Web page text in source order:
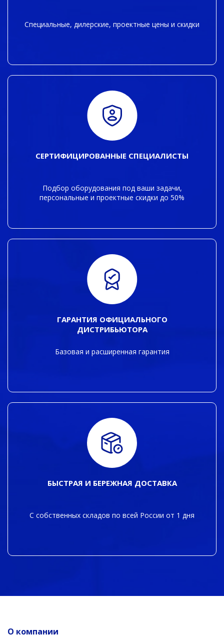
Специальные, дилерские, проектные цены и скидки
СЕРТИФИЦИРОВАННЫЕ СПЕЦИАЛИСТЫ
Подбор оборудования под ваши задачи,
персональные и проектные скидки до 50%
ГАРАНТИЯ ОФИЦИАЛЬНОГО
ДИСТРИБЬЮТОРА
Базовая и расширенная гарантия
БЫСТРАЯ И БЕРЕЖНАЯ ДОСТАВКА
С собственных складов по всей России от 1 дня
О компании